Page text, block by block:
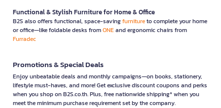
Functional & Stylish Furniture for Home & Office
B2S also offers functional, space-savingfurnitureto complete your home
or office—like foldable desks fromONEand ergonomic chairs from
Furradec
Promotions & Special Deals
Enjoy unbeatable deals and monthly campaigns—on books, stationery,
lifestyle must-haves, and more! Get exclusive discount coupons and perks
when you shop on B2S.co.th. Plus, free nationwide shipping* when you
meet the minimum purchase requirement set by the company.